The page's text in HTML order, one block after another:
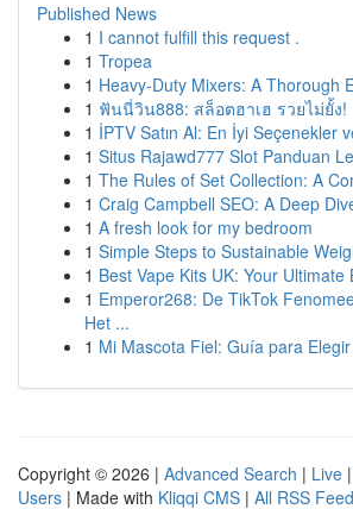
Published News
1 I cannot fulfill this request .
1 Tropea
1 Heavy-Duty Mixers: A Thorough
1 ฟันนี่วิน888: สล็อตฮาเฮ รวยไม่ยั้ง!
1 İPTV Satın Al: En İyi Seçenekler
1 Situs Rajawd777 Slot Panduan
1 The Rules of Set Collection: A
1 Craig Campbell SEO: A Deep
1 A fresh look for my bedroom
1 Simple Steps to Sustainable
1 Best Vape Kits UK: Your Ultimate
1 Emperor268: De TikTok
Het ...
1 Mi Mascota Fiel: Guía para
Copyright © 2026 | Advanced Search | Live |
Users | Made with Kliqqi CMS | All RSS